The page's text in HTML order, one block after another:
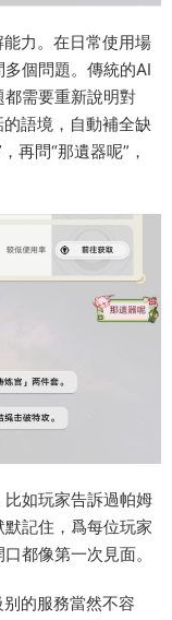
力。在日常使用場
個問題。傳統的AI
需要重新說明對
語境，自動補全缺
再問“那遺器呢”，
如玩家告訴過帕姆
記住，爲每位玩家
都像第一次見面。
的服務當然不容